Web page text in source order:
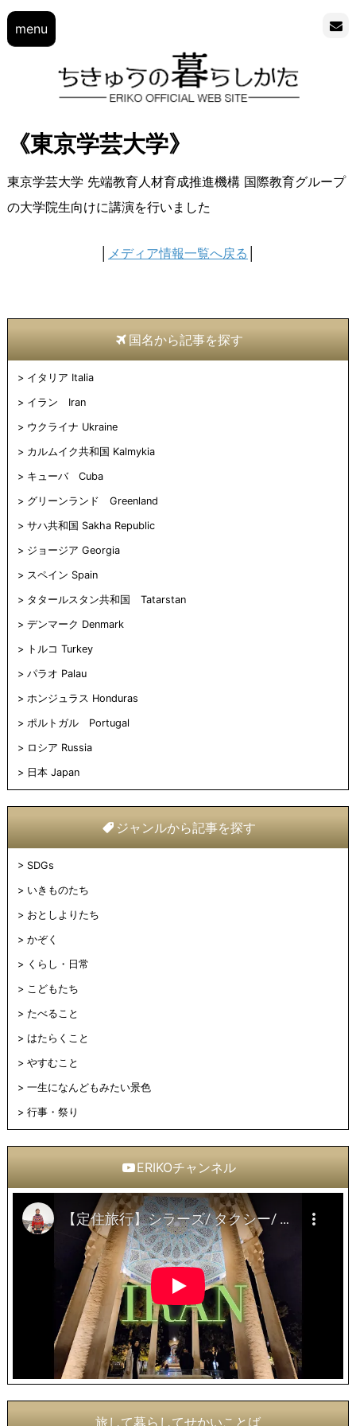
menu
《東京学芸大学》
東京学芸大学 先端教育人材育成推進機構 国際教育グループ
の大学院生向けに講演を行いました
メディア情報一覧へ戻る
国名から記事を探す
イタリア Italia
イラン Iran
ウクライナ Ukraine
カルムイク共和国 Kalmykia
キューバ Cuba
グリーンランド Greenland
サハ共和国 Sakha Republic
ジョージア Georgia
スペイン Spain
タタールスタン共和国 Tatarstan
デンマーク Denmark
トルコ Turkey
パラオ Palau
ホンジュラス Honduras
ポルトガル Portugal
ロシア Russia
日本 Japan
ジャンルから記事を探す
SDGs
いきものたち
おとしよりたち
かぞく
くらし・日常
こどもたち
たべること
はたらくこと
やすむこと
一生になんどもみたい景色
行事・祭り
ERIKOチャンネル
旅して暮らしてせかいことば